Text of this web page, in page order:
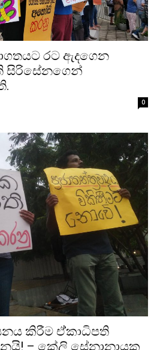
රට ඇදගෙන
සිරිසේනගෙන්
0
කිරීම ඒ්කාධිපති
– කේලි සේනානායක